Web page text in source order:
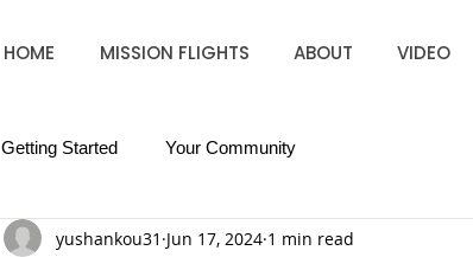
HOME MISSION FLIGHTS ABOUT VIDEO
Getting Started Your Community
yushankou31 Jun 17, 2024 1 min read